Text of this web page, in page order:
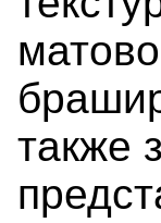
также